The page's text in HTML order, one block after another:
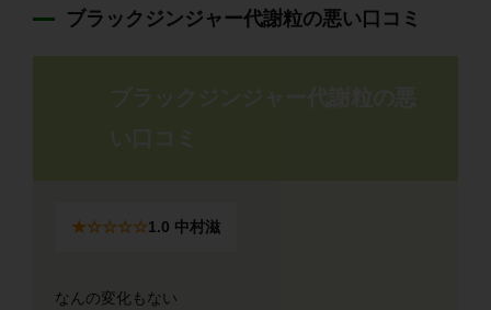
ブラックジンジャー代謝粒の悪い口コミ
★☆☆☆☆1.0 中村滋
なんの変化もない